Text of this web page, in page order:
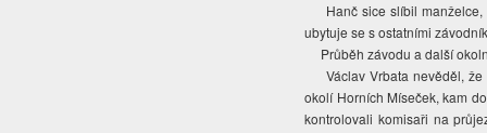
Hanč sice slíbil manželce,
ubytuje se s ostatními
Průběh závodu a další
Václav Vrbata nevěděl, že
okolí Horních Míseček, kam
kontrolovali komisaři na